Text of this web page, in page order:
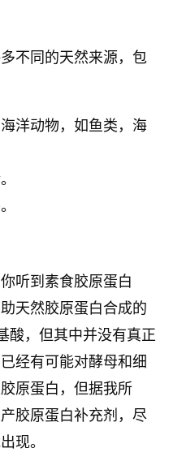
不同的天然来源，包
洋动物，如鱼类，海
听到素食胶原蛋白
天然胶原蛋白合成的
酸，但其中并没有真正
经有可能对酵母和细
原蛋白，但据我所
胶原蛋白补充剂，尽
现。